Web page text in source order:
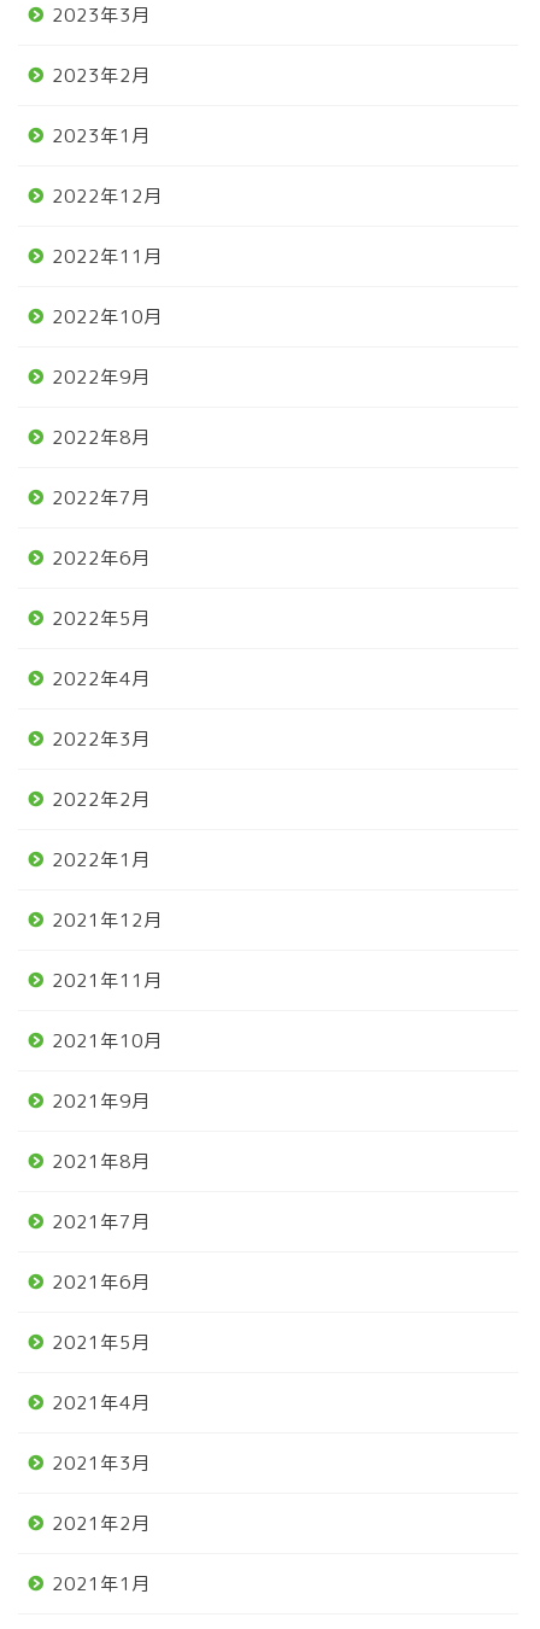
2023年3月
2023年2月
2023年1月
2022年12月
2022年11月
2022年10月
2022年9月
2022年8月
2022年7月
2022年6月
2022年5月
2022年4月
2022年3月
2022年2月
2022年1月
2021年12月
2021年11月
2021年10月
2021年9月
2021年8月
2021年7月
2021年6月
2021年5月
2021年4月
2021年3月
2021年2月
2021年1月